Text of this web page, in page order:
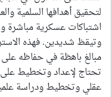
لتحقيق أهدافها السلمية
اشتباكات عسكرية مباشرة
وتيقظ شديدين. فهذه
مبالغ باهظة في حفاظه على
تحتاج لإعداد وتخطيط
عقلي وتخطيط ودراسة